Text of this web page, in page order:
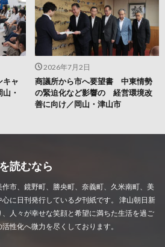
2026年7月2日
商議所から市へ要望書 中東情勢
の緊迫化など影響の 経営環境改
善に向け／岡山・津山市
ャ
・
読むなら
市、鏡野町、勝央町、奈義町、久米南町、美
に日刊発行している夕刊紙です。 津山朝日新
人々が幸せな笑顔と希望に満ちた生活を過ご
性化へ微力を尽くしております。